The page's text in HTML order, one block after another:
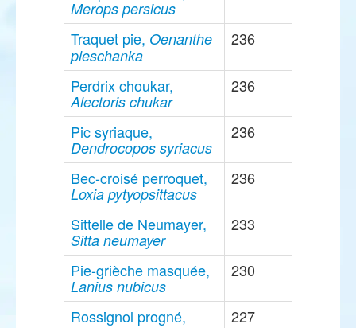
Merops persicus
Traquet pie, Oenanthe
pleschanka
236
Perdrix choukar,
Alectoris chukar
236
Pic syriaque,
Dendrocopos syriacus
236
Bec-croisé perroquet,
Loxia pytyopsittacus
236
Sittelle de Neumayer,
Sitta neumayer
233
Pie-grièche masquée,
Lanius nubicus
230
Rossignol progné, 227